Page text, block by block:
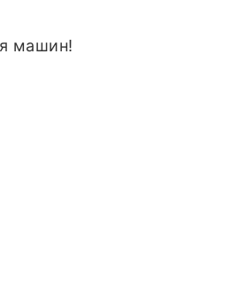
машин!